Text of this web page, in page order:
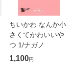
ちいかわ なんか小
さくてかわいいや
つ 1/ナガノ
1,100円